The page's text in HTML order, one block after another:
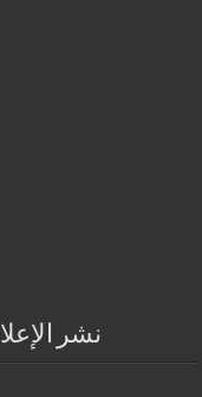
نشر